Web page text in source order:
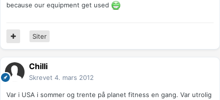
because our equipment get used
Siter
Chilli
Skrevet 4. mars 2012
Var i USA i sommer og trente på planet fitness en gang. Var utrolig